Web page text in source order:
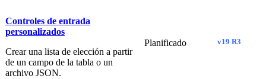
Controles de entrada
personalizados
Crear una lista de elección a partir
de un campo de la tabla o un
archivo JSON.
Planificado v19 R3